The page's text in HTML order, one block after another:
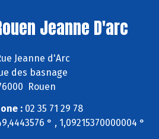
Jeanne D'arc
Jeanne d'Arc
des basnage
Rouen
:02 35 71 29 78
° , 1,09215370000004 °